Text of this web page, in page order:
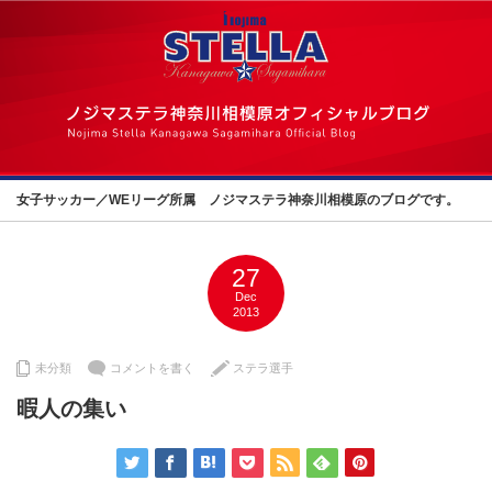
女子サッカー／WEリーグ所属 ノジマステラ神奈川相模原のブログです。
27
Dec
2013
未分類 コメントを書く ステラ選手
暇人の集い